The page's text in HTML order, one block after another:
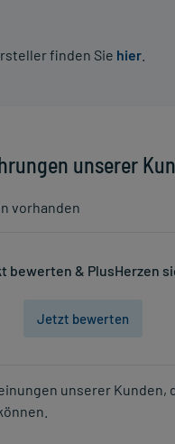
finden Sie hier
unserer
vorhanden
bewerten & PlusHerzen
Jetzt bewerten
unserer